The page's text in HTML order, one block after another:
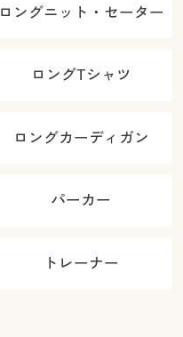
ロングニット・セーター
ロングTシャツ
ロングカーディガン
パーカー
トレーナー